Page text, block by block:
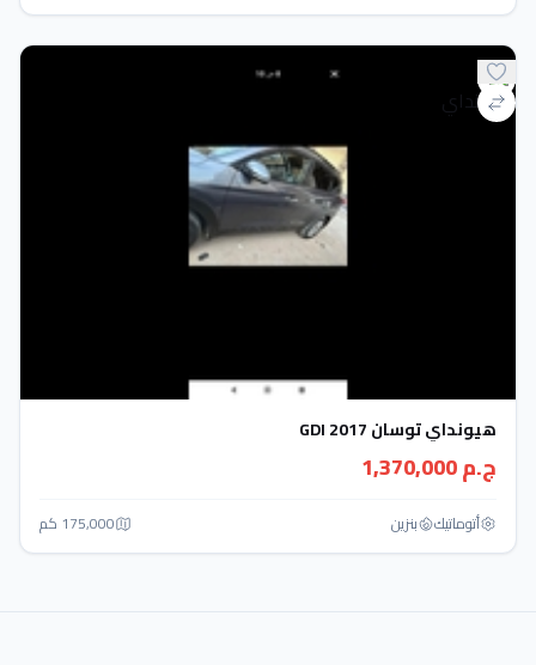
هيونداي توسان GDI 2017
ج.م 1,370,000
أتوماتيك‎ بنزين 175,000 كم